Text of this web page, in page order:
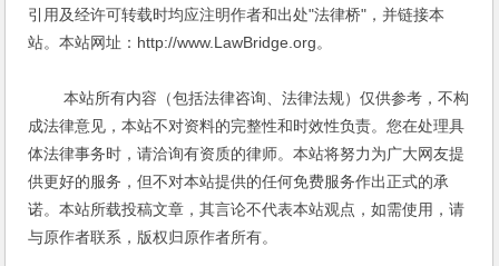
引用及经许可转载时均应注明作者和出处"法律桥"，并链接本
站。本站网址：http://www.LawBridge.org。
本站所有内容（包括法律咨询、法律法规）仅供参考，不构
成法律意见，本站不对资料的完整性和时效性负责。您在处理具
体法律事务时，请洽询有资质的律师。本站将努力为广大网友提
供更好的服务，但不对本站提供的任何免费服务作出正式的承
诺。本站所载投稿文章，其言论不代表本站观点，如需使用，请
与原作者联系，版权归原作者所有。